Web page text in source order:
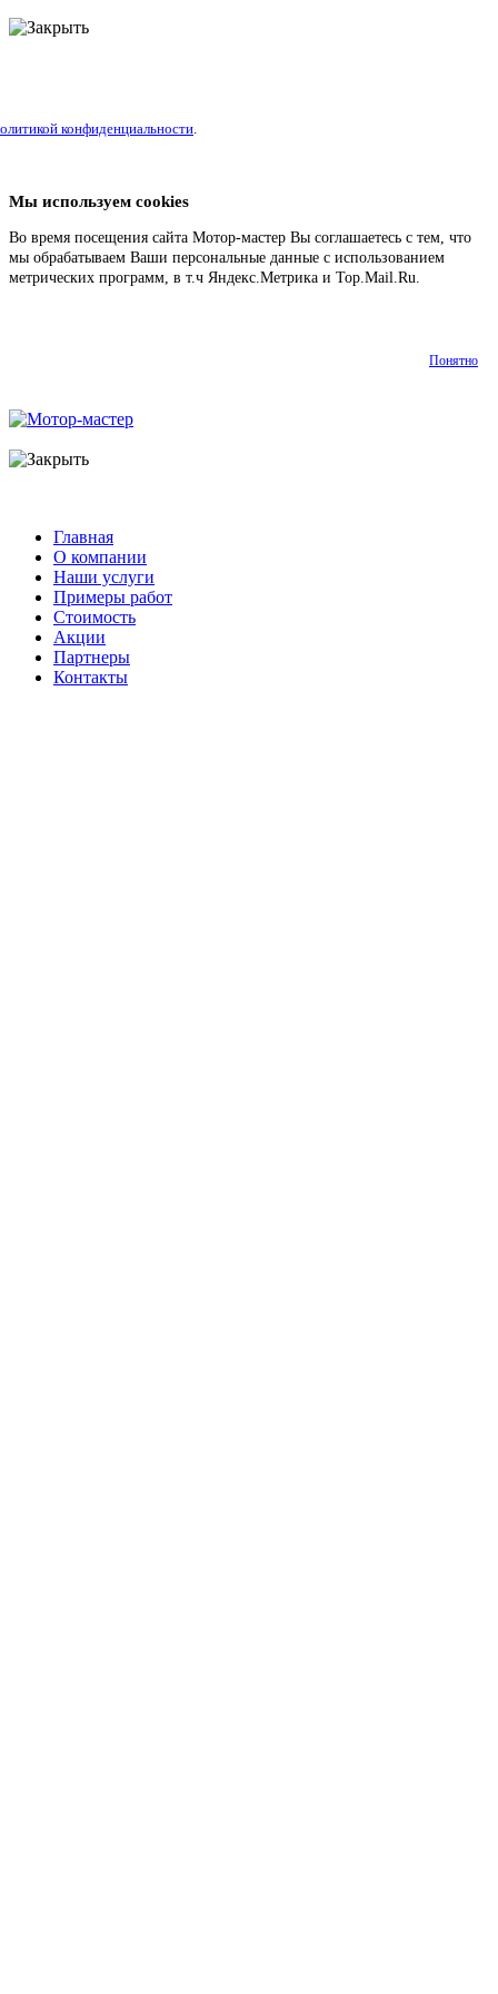
конфиденциальности.
Мы используем cookies
Во время посещения сайта Мотор-мастер Вы соглашаетесь с тем, что
мы обрабатываем Ваши персональные данные с использованием
метрических программ, в т.ч Яндекс.Метрика и Top.Mail.Ru.
Понятно
Главная
О компании
Наши услуги
Примеры работ
Стоимость
Акции
Партнеры
Контакты